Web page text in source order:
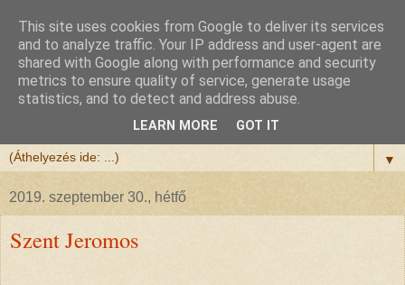
Félix atya
Szeretettel köszöntöm a honlapomra ellátogatót.
▼
2019. szeptember 30., hétfő
Szent Jeromos
This site uses cookies from Google to deliver its services
and to analyze traffic. Your IP address and user-agent are
shared with Google along with performance and security
metrics to ensure quality of service, generate usage
statistics, and to detect and address abuse.
LEARN MORE GOT IT